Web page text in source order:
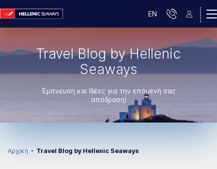
EN
Travel Blog by Hellenic
Seaways
Έμπνευση και Ιδέες για την επόμενή σας
απόδραση!
Αρχική Travel Blog by Hellenic Seaways